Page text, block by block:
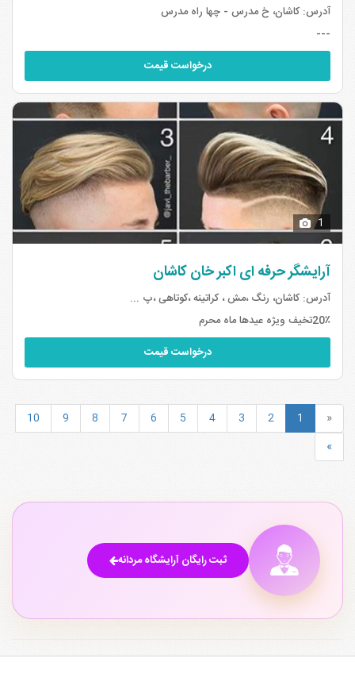
آدرس: کاشان، خ مدرس - چها راه مدرس
---
درخواست قیمت
1
آرایشگر حرفه ای اکبر خان کاشان
آدرس: کاشان، رنگ ،مش ، کراتینه ،کوتاهی ،پ ...
20٪تخیف ویژه عیدها ماه محرم
درخواست قیمت
«
1
2
3
4
5
6
7
8
9
10
»
ثبت رایگان آرایشگاه مردانه